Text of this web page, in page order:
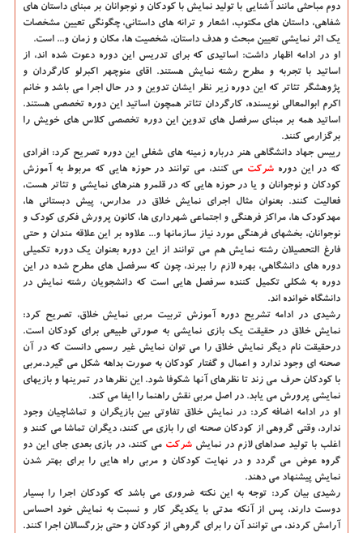
دوم مباحثی مانند آشنایی با تولید نمایش با كودكان و نوجوانان بر مبنای داستان های
شفاهی، داستان های مكتوب، اشعار و ترانه های داستانی، چگونگی تعیین مشخصات
یك اثر نمایشی تعیین مبحث و هدف داستان، شخصیت ها، مكان و زمان و... است.
او در ادامه اظهار داشت: اساتیدی كه برای تدریس این دوره دعوت شده اند، از
اساتید با تجربه و مطرح رشته نمایش هستند. اقای منوچهر اكبرلو كارگردان و
پژوهشگر تئاتر كه این دوره زیر نظر ایشان تدوین و در حال اجرا می باشد و خانم
اكرم ابوالمعالی نویسنده، كارگردان تئاتر همچون اساتید این دوره تخصصی هستند.
اساتید همه بر مبنای سرفصل های تدوین این دوره تخصصی كلاس های خویش را
برگزارمی كنند.
رییس جهاد دانشگاهی هنر درباره زمینه های شغلی این دوره تصریح كرد: افرادی
كه در این دوره شركت می كنند، می توانند در حوزه هایی كه مربوط به آموزش
كودكان و نوجوانان و یا در حوزه هایی كه در قلمرو هنرهای نمایشی و تئاتر هست،
فعالیت كنند. بعنوان مثال اجرای نمایش خلاق در مدارس، پیش دبستانی ها،
مهدكودك ها، مراكز فرهنگی و اجتماعی شهرداری ها، كانون پرورش فكری كودك و
نوجوانان، بخشهای فرهنگی مورد نیاز سازمانها و... علاوه بر این علاقه مندان و حتی
فارغ التحصیلان رشته نمایش هم می توانند از این دوره بعنوان یك دوره تكمیلی
دوره های دانشگاهی، بهره لازم را ببرند، چون كه سرفصل های مطرح شده در این
دوره به شكلی تكمیل كننده سرفصل هایی است كه دانشجویان رشته نمایش در
دانشگاه خوانده اند.
رشیدی در ادامه تشریح دوره آموزش تربیت مربی نمایش خلاق، تصریح كرد:
نمایش خلاق در حقیقت یك بازی نمایشی به صورتی طبیعی برای كودكان است.
درحقیقت نام دیگر نمایش خلاق را می توان نمایش غیر رسمی دانست كه در آن
صحنه ای وجود ندارد و اعمال و گفتار كودكان به صورت بداهه شكل می گیرد.مربی
با كودكان حرف می زند تا نظرهای آنها شكوفا شود. این نظرها در تمرینها و بازیهای
نمایشی پرورش می یابد. در اصل مربی نقش راهنما را ایفا می كند.
او در ادامه اضافه كرد: در نمایش خلاق تفاوتی بین بازیگران و تماشاچیان وجود
ندارد، وقتی گروهی از كودكان صحنه ای را بازی می كنند، دیگران تماشا می كنند و
اغلب با تولید صداهای لازم در نمایششركت می كنند، در بازی بعدی جای این دو
گروه عوض می گردد و در نهایت كودكان و مربی راه هایی را برای بهتر شدن
نمایش پیشنهاد می دهند.
رشیدی بیان كرد: توجه به این نكته ضروری می باشد كه كودكان اجرا را بسیار
دوست دارند، پس از آنكه مدتی با یكدیگر كار و نسبت به نمایش خود احساس
آرامش كردند، می توانند آن را برای گروهی از كودكان و حتی بزرگسالان اجرا كنند.